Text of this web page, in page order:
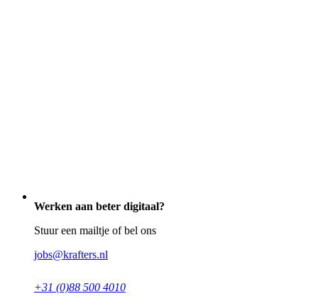
Werken aan beter digitaal?
Stuur een mailtje of bel ons
jobs@krafters.nl
+31 (0)88 500 4010